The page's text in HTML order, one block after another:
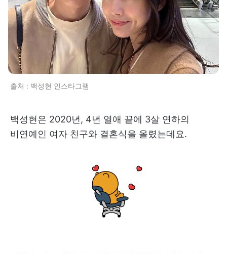
출처 : 백성현 인스타그램
백성현은 2020년, 4년 열애 끝에 3살 연하의
비연예인 여자 친구와 결혼식을 올렸는데요.